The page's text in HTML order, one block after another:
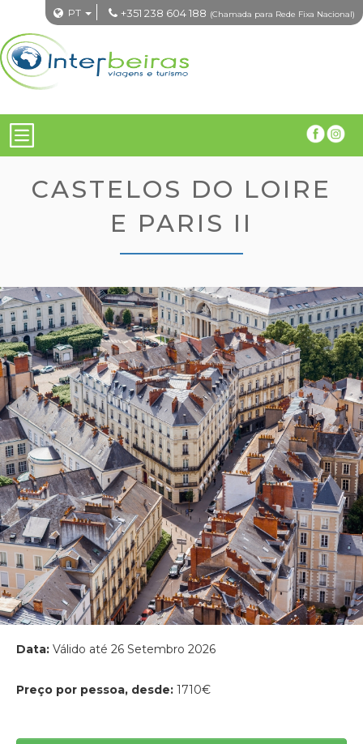
PT +351 238 604 188 (Chamada para Rede Fixa Nacional)
CASTELOS DO LOIRE
E PARIS II
Data: Válido até 26 Setembro 2026
Preço por pessoa, desde: 1710€